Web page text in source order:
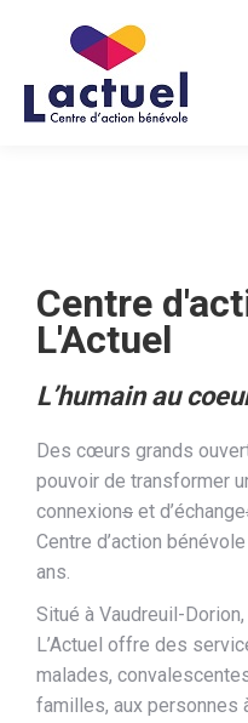
Centre
L'Actuel
L’humain au
Des cœurs grands
pouvoir de transformer
connexions et d’échange
Centre d’action
ans.
Situé à Vaudreuil-Dorion,
L’Actuel offre des
malades,
familles, aux personnes